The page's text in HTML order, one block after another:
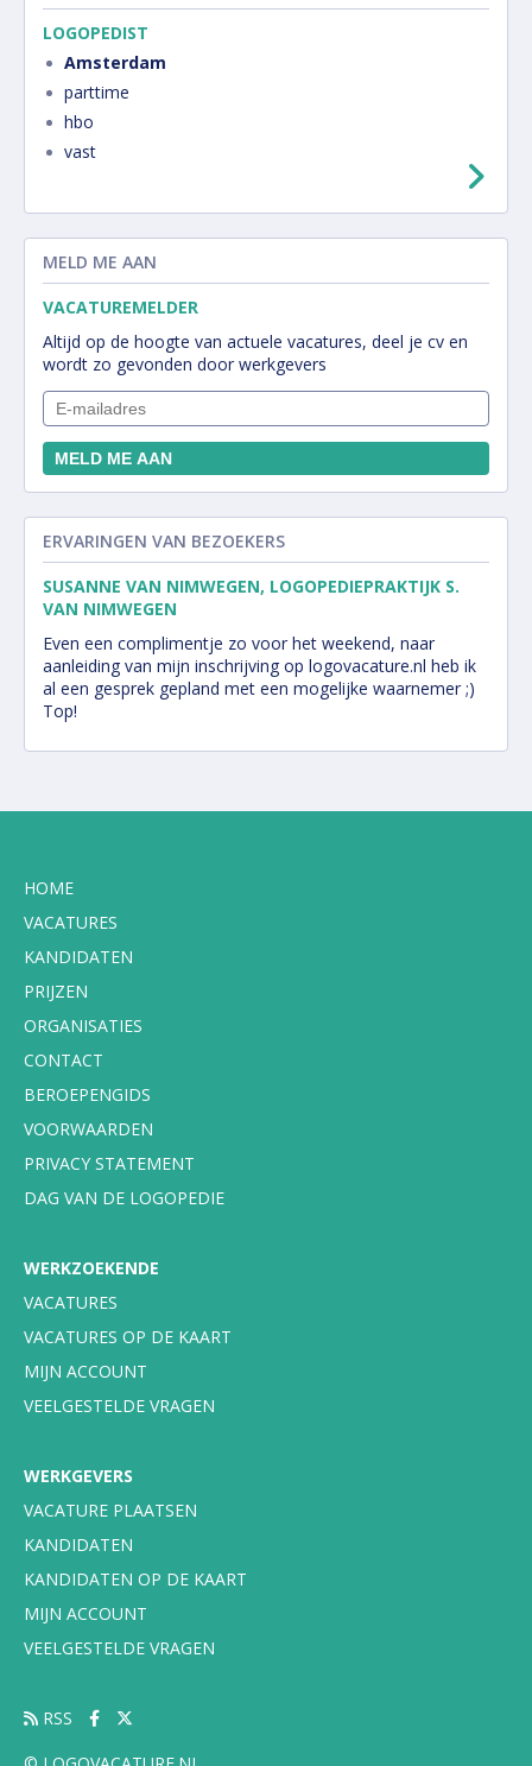
LOGOPEDIST
Amsterdam
parttime
hbo
vast
MELD ME AAN
VACATUREMELDER
Altijd op de hoogte van actuele vacatures, deel je cv en
wordt zo gevonden door werkgevers
ERVARINGEN VAN BEZOEKERS
SUSANNE VAN NIMWEGEN, LOGOPEDIEPRAKTIJK S.
VAN NIMWEGEN
Even een complimentje zo voor het weekend, naar
aanleiding van mijn inschrijving op logovacature.nl heb ik
al een gesprek gepland met een mogelijke waarnemer ;)
Top!
HOME
VACATURES
KANDIDATEN
PRIJZEN
ORGANISATIES
CONTACT
BEROEPENGIDS
VOORWAARDEN
PRIVACY STATEMENT
DAG VAN DE LOGOPEDIE
WERKZOEKENDE
VACATURES
VACATURES OP DE KAART
MIJN ACCOUNT
VEELGESTELDE VRAGEN
WERKGEVERS
VACATURE PLAATSEN
KANDIDATEN
KANDIDATEN OP DE KAART
MIJN ACCOUNT
VEELGESTELDE VRAGEN
RSS